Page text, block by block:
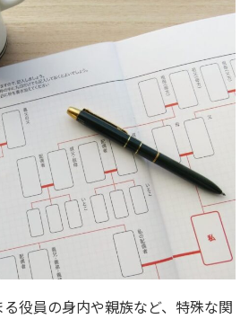
役員の身内や親族など、特殊な関